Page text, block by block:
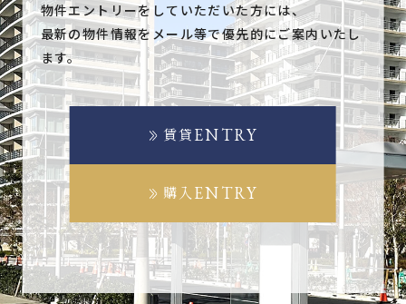
物件エントリーをしていただいた方には、
最新の物件情報をメール等で優先的にご案内いたし
ます。
賃貸 ENTRY
購入 ENTRY